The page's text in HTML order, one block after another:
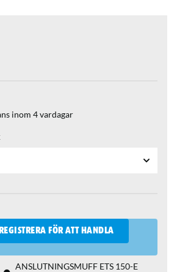
inom 4 vardagar
FÖR ATT HANDLA
ANSLUTNINGSMUFF ETS 150-E